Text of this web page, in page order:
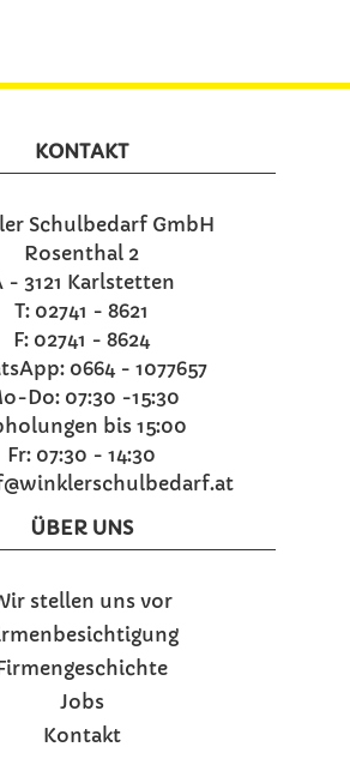
KONTAKT
Schulbedarf GmbH
Rosenthal 2
- 3121 Karlstetten
T: 02741 - 8621
F: 02741 - 8624
0664 - 1077657
Do: 07:30 -15:30
bis 15:00
Fr: 07:30 - 14:30
ÜBER UNS
stellen uns vor
Jobs
Kontakt